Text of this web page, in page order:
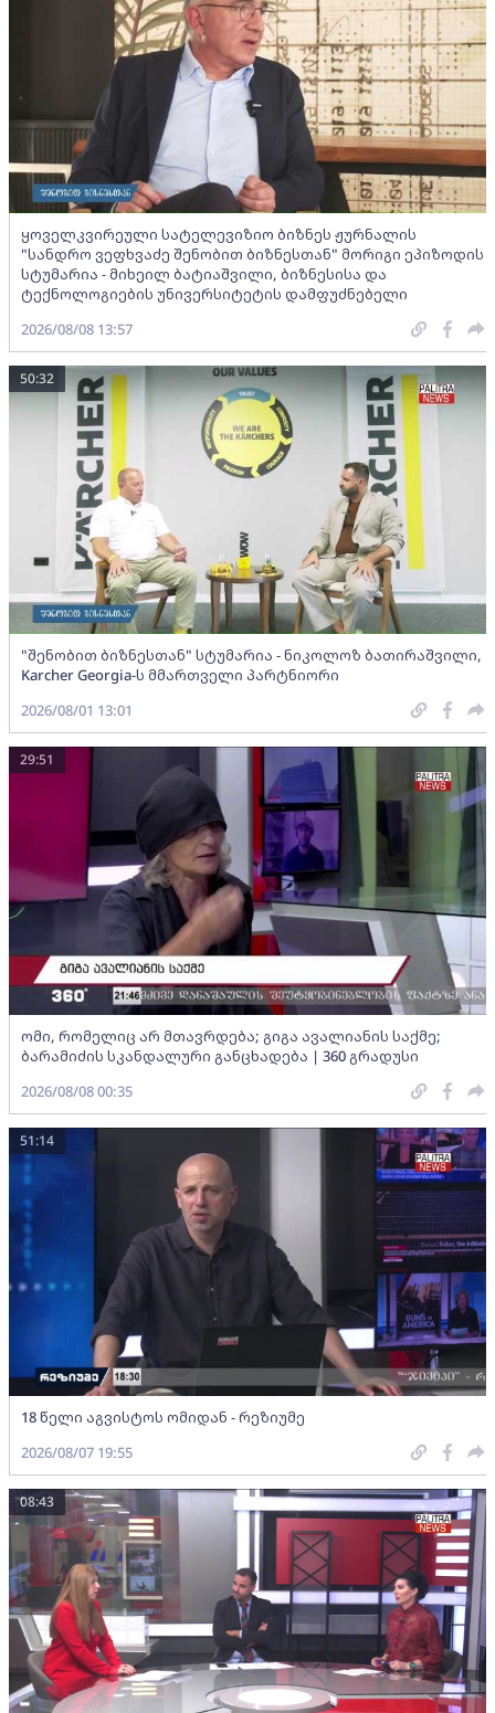
ყოველკვირეული სატელევიზიო ბიზნეს ჟურნალის
"სანდრო ვეფხვაძე შენობით ბიზნესთან" მორიგი ეპიზოდის
სტუმარია - მიხეილ ბატიაშვილი, ბიზნესისა და
ტექნოლოგიების უნივერსიტეტის დამფუძნებელი
2026/08/08 13:57
"შენობით ბიზნესთან" სტუმარია - ნიკოლოზ ბათირაშვილი,
Karcher Georgia-ს მმართველი პარტნიორი
50:32
2026/08/01 13:01
ომი, რომელიც არ მთავრდება; გიგა ავალიანის საქმე;
ბარამიძის სკანდალური განცხადება | 360 გრადუსი
29:51
2026/08/08 00:35
18 წელი აგვისტოს ომიდან - რეზიუმე
51:14
2026/08/07 19:55
08:43